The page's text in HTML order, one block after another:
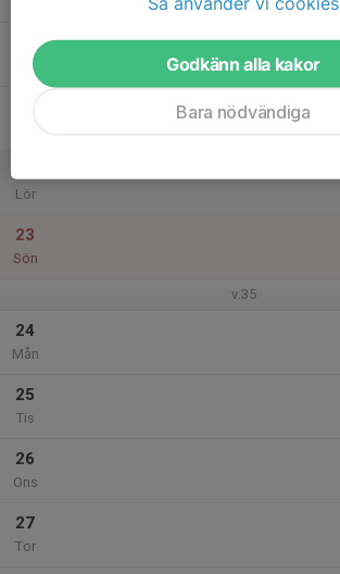
Tor
Lör
23
Sön
v.35
24
Mån
25
Tis
26
Ons
27
Tor
Godkänn alla kakor
Bara nödvändiga